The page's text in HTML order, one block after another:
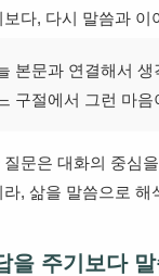
보다, 다시 말씀과
본문과 연결해서
구절에서 그런 마음
질문은 대화의 중심
라, 삶을 말씀으로 해
을 주기보다